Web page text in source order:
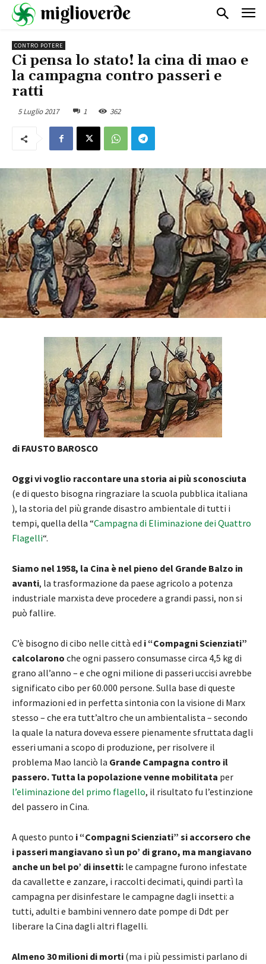
CONTRO POTERE
Ci pensa lo stato! la cina di mao e
la campagna contro passeri e
ratti
5 Luglio 2017 1 362
di FAUSTO BAROSCO
Oggi vi voglio raccontare una storia ai più sconosciuta
(e di questo bisogna ringraziare la scuola pubblica italiana
), la storia del più grande disastro ambientale di tutti i
tempi, quella della “Campagna di Eliminazione dei Quattro
Flagelli“.
Siamo nel 1958, la Cina è nel pieno del Grande Balzo in
avanti, la trasformazione da paese agricolo a potenza
industriale marxista deve procedere a grandi passi, non si
può fallire.
C’è bisogno di cibo nelle città ed i “Compagni Scienziati”
calcolarono che ogni passero consumasse circa 4,5 kg di
grano all’anno – e che ogni milione di passeri uccisi avrebbe
significato cibo per 60.000 persone. Sulla base di queste
informazioni ed in perfetta sintonia con la visione di Marx
stesso – che era tutt’altro che un ambientalista – secondo
la quale la natura doveva essere pienamente sfruttata dagli
esseri umani a scopo di produzione, per risolvere il
problema Mao lanciò la Grande Campagna contro il
passero. Tutta la popolazione venne mobilitata per
l’eliminazione del primo flagello, il risultato fu l’estinzione
del passero in Cina.
A questo punto i “Compagni Scienziati” si accorsero che
i passeri mangiavano sì un po’ di grano, ma mangiavano
anche un bel po’ di insetti: le campagne furono infestate
da cavallette e zanzare, i raccolti decimati, quindi partì la
campagna per disinfestare le campagne dagli insetti: a
tutti, adulti e bambini vennero date pompe di Ddt per
liberare la Cina dagli altri flagelli.
Almeno 30 milioni di morti (ma i più pessimisti parlano di